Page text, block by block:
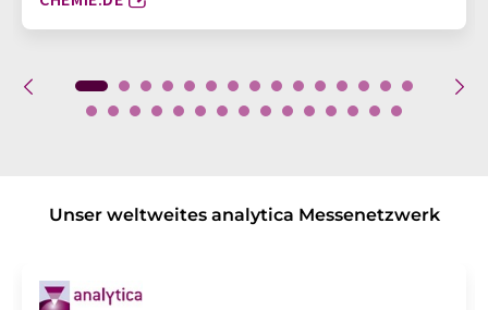
Unser weltweites analytica Messenetzwerk